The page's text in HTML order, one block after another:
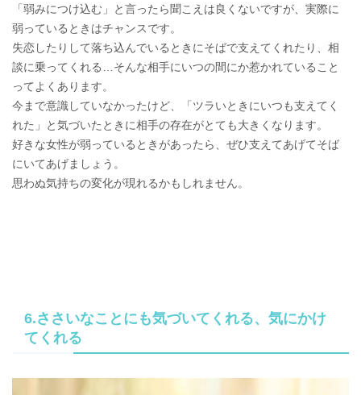
「弱みにつけ込む」と言ったら聞こえは良くないですが、実際に
弱っているときはチャンスです。
失恋したりして落ち込んでいるときにそばで支えてくれたり、相
談に乗ってくれる…そんな相手にいつの間にか惹かれていること
ってよくあります。
今まで意識していなかったけど、「ツラいときにいつも支えてく
れた」と気づいたときに相手の存在がとても大きくなります。
好きな女性が弱っているときがあったら、ぜひ支えてあげてそば
にいてあげましょう。
思わぬ気持ちの変化が現れるかもしれません。
6.ささいなことにも気づいてくれる、気にかけ
てくれる